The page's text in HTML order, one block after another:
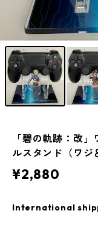
「碧の軌跡：改
ルスタンド（ワジ
¥2,880
International